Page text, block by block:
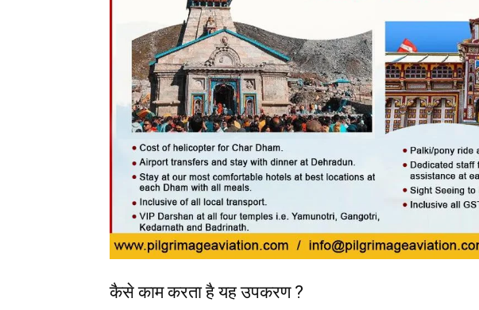
कैसे काम करता है यह उपकरण ?